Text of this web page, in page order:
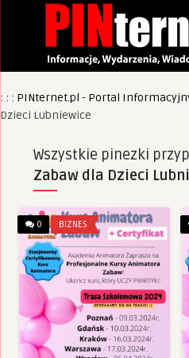
: : : PINternet.pl - Portal
Dzieci Lubniewice
Wszystkie pinezki
Zabaw dla Dzieci
0 BIZNES